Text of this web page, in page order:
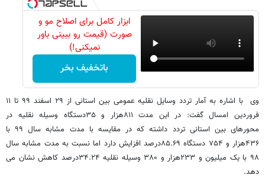
ابزار کامل برای اصلاح مو و
صورت (قیمت رو ببینی باور
نمیکنی!)
باتخفیف بخر
وی با اشاره به آمار تردد وسایل نقلیه عمومی بین استانی از ۲۹ اسفند ۹۹ تا ۱۱
فروردین امسال گفت: در این مدت ۸۱۱هزار و ۳۵دستگاه وسیله نقلیه در
محورهای بین استانی تردد داشته که در مقایسه با مدت مشابه سال ۹۹ با
۴۳۶هزار و ۷۵۴ دستگاه ۸۵.۶۹درصد افزایش دارد اما نسبت به مدت مشابه سال
۹۸ با یک میلیون و ۲۳۳هزار و ۳۸۰ وسیله نقلیه ۳۴.۲۴درصد کاهش نشان می
دهد.